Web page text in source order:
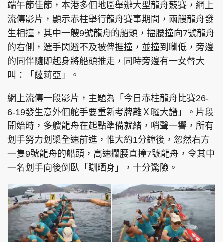
端午節佳節，本港多個地區舉辦大型龍舟競賽，網上
流傳影片，顯示赤柱舉行龍舟賽事期間，兩艘龍舟發
生相撞，其中一艘9號龍舟的船頭，揊腰撞向7號龍舟
的右側，選手閃避不及被俾捱撞，並撞到瞓低，旁邊
的同伴隨即起身將船頭推走，同時旁邊有一女聲大
叫：「薩莉亞」。
網上流傳一段影片，主題為「今日赤柱龍舟比賽26-
6-19​發生意外​個舵手要重新考牌​離Ｘ曬大譜」。片段
開始時，多艘龍舟在起點準備就緒，哨聲一響，所有
划手努力划槳全速前進，惟大約1分鐘後，忽然右方
一隻9號龍舟的船頭，高速攔腰直撞7號龍舟，令其中
一名划手向後倒臥「瞓晒身」，十分驚險。